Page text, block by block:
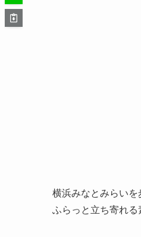
横浜みなとみらいを
ふらっと立ち寄れる